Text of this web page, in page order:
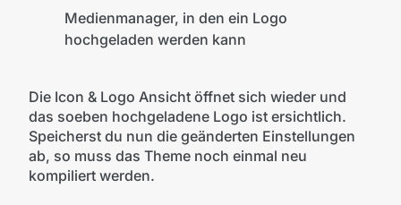
Medienmanager, in den ein Logo
hochgeladen werden kann
Die Icon & Logo Ansicht öffnet sich wieder und
das soeben hochgeladene Logo ist ersichtlich.
Speicherst du nun die geänderten Einstellungen
ab, so muss das Theme noch einmal neu
kompiliert werden.